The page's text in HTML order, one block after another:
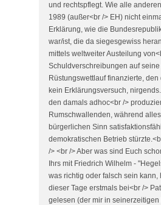
und rechtspflegt. Wie alle
1989 (außer<br /> EH) nicht
Erklärung, wie die
war/ist, die da siegesgewiss
mittels weltweiter Austeilung
Schuldverschreibungen auf
Rüstungswettlauf finanzierte,
kein Erklärungsversuch,
den damals adhoc<br />
Rumschwallenden, während
bürgerlichen Sinn
demokratischen Betrieb
/> <br /> Aber was sind Euch
Ihrs mit Friedrich Wilhelm -
was richtig oder falsch sein
dieser Tage erstmals bei<br />
gelesen (der mir in